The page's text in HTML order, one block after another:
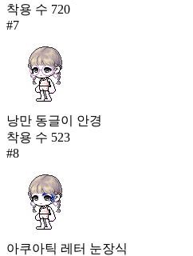
착용 수 720
#7
낭만 동글이 안경
착용 수 523
#8
아쿠아틱 레터 눈장식